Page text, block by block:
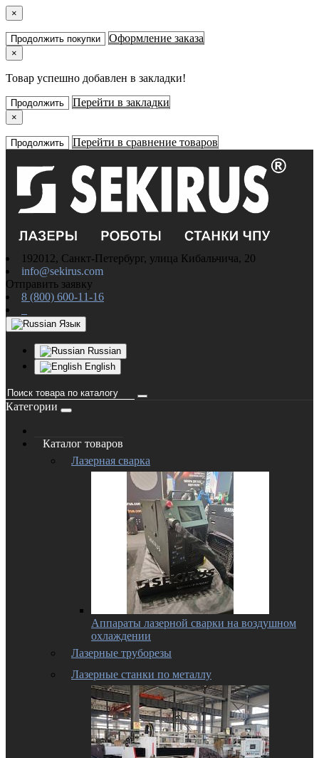
×
Продолжить покупки Оформление заказа
×
Товар успешно добавлен в закладки!
Продолжить Перейти в закладки
×
Продолжить Перейти в сравнение товаров
192012, Санкт-Петербург, улица Кибальчича, 20
info@sekirus.com
Отправить заявку
8 (800) 600-11-16
Язык
Russian
English
Категории
Каталог товаров
Лазерная сварка
Аппараты лазерной сварки на воздушном
охлаждении
Лазерные труборезы
Лазерные станки по металлу